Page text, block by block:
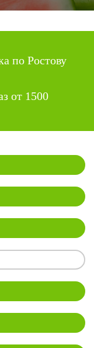
по Ростову
от 1500